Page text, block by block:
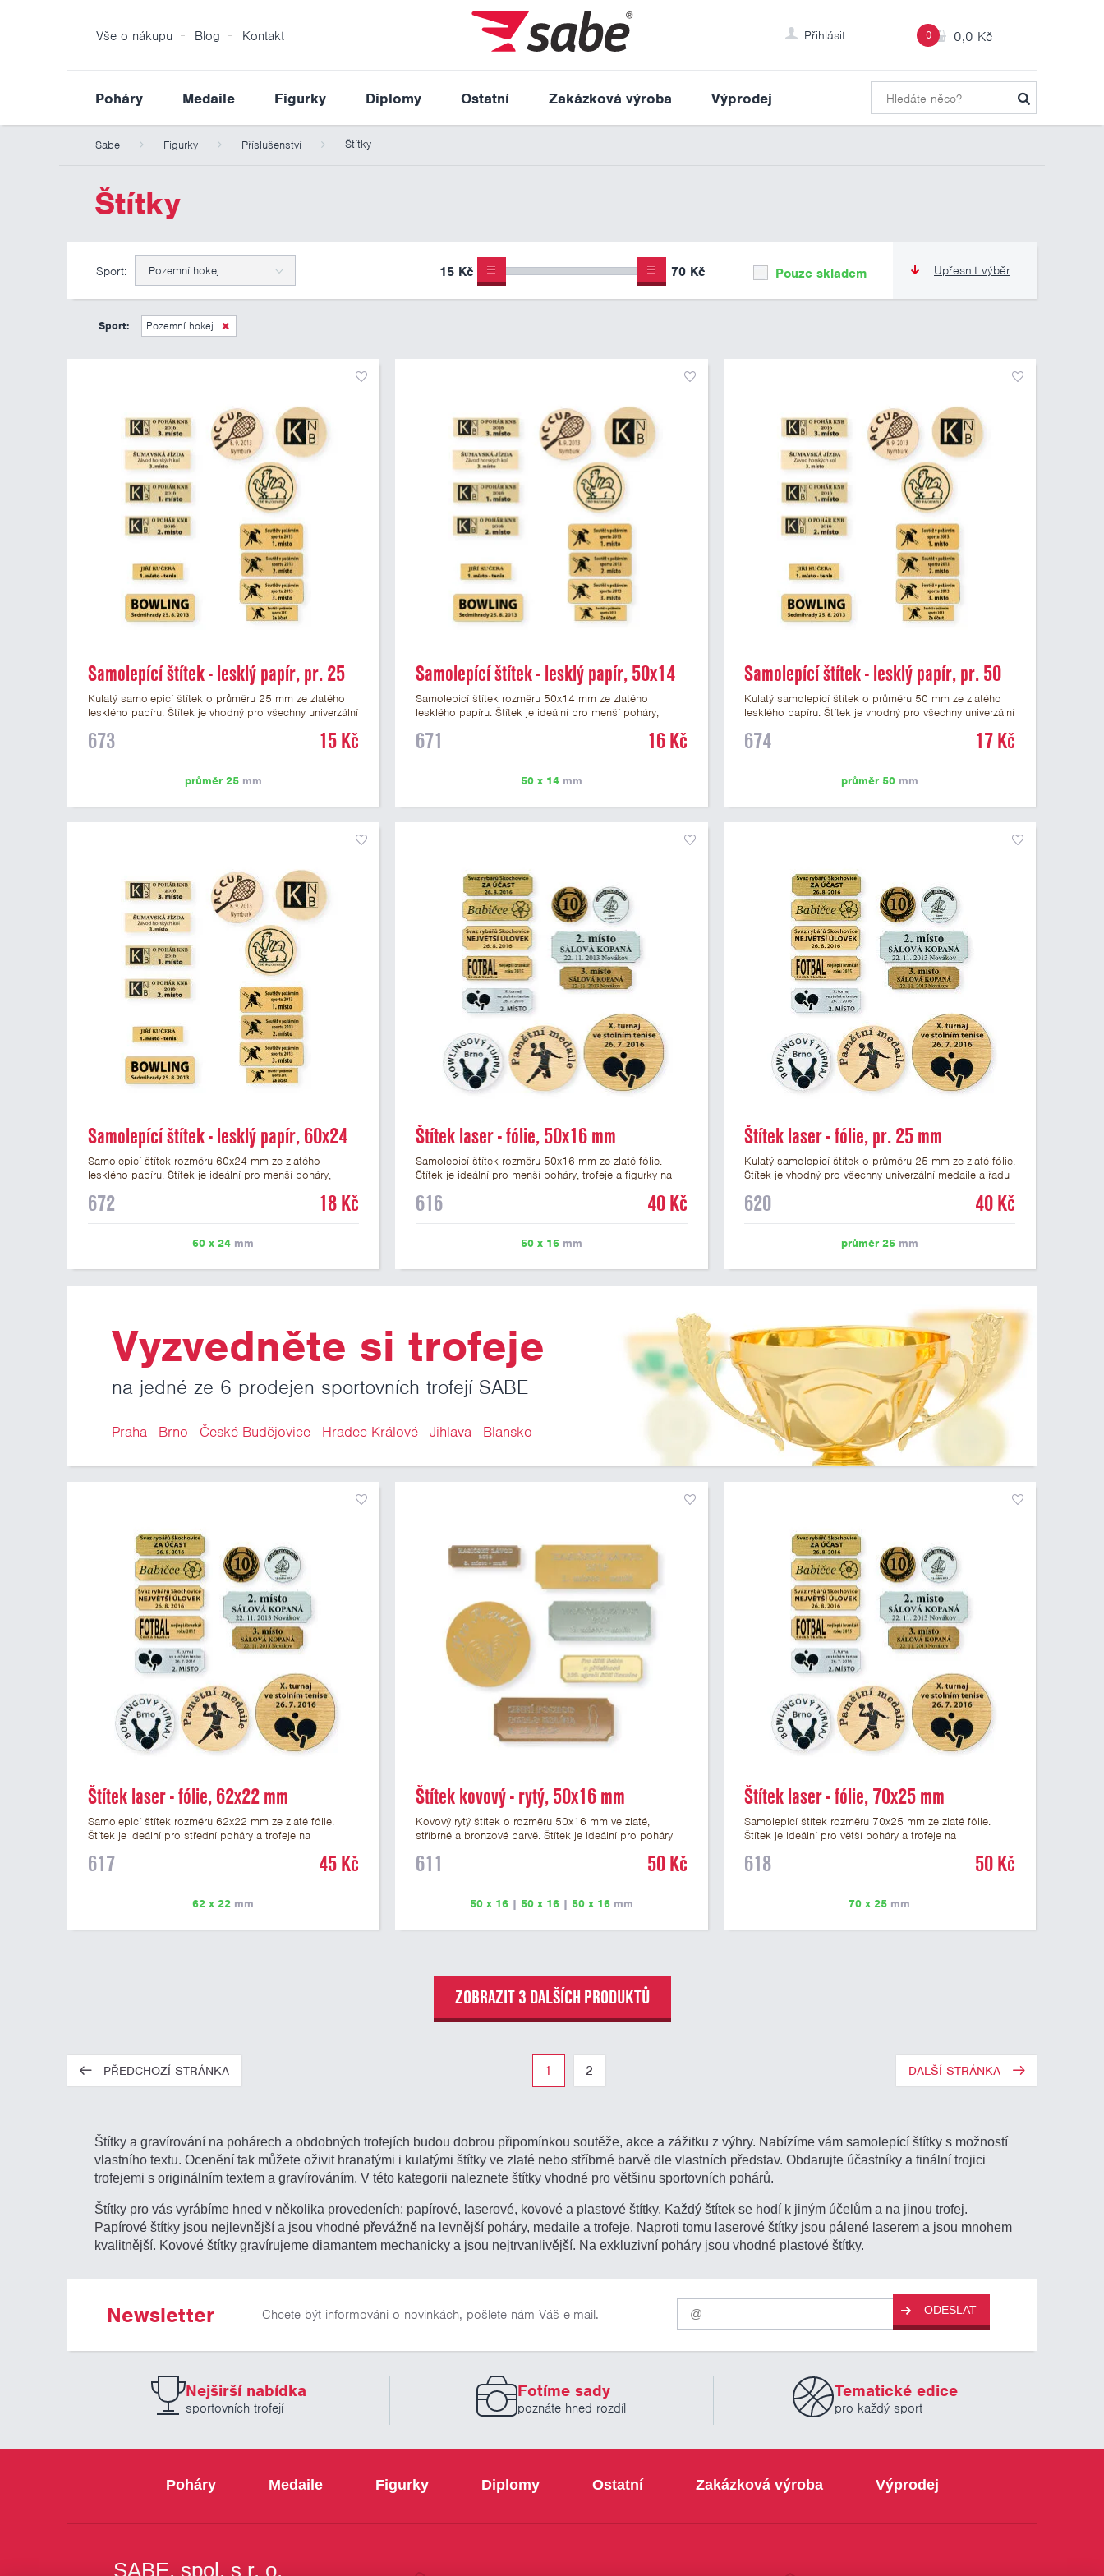
0 0,0 Kč
Přihlásit
Vše o nákupu Blog Kontakt
Poháry Medaile Figurky Diplomy Ostatní Zakázková výroba Výprodej
Sabe Figurky Příslušenství Štítky
Štítky
Upřesnit výběr
Sport: Pozemní hokej Pouze skladem
15 Kč 70 Kč
Sport: Pozemní hokej
Samolepící štítek - lesklý papír, pr. 25
mm
Kulatý samolepicí štítek o průměru 25 mm ze zlatého
lesklého papíru. Štítek je vhodný pro všechny univerzální
emblém o průměru 25 mm. Na štítek je možné
přiložit v prvním kroku objednávky.
673 15 Kč
průměr 25mm
Samolepící štítek - lesklý papír, 50x14
mm
Samolepicí štítek rozměru 50x14 mm ze zlatého
lesklého papíru. Štítek je ideální pro menší poháry,
možné vytisknout libovolné logo nebo text. U textu
pro výrobu štítku je možné přiložit v prvním kroku
671 16 Kč
50 x 14mm
Samolepící štítek - lesklý papír, pr. 50
mm
Kulatý samolepicí štítek o průměru 50 mm ze zlatého
lesklého papíru. Štítek je vhodný pro všechny univerzální
emblém o průměru 50 mm. Na štítek je možné
přiložit v prvním kroku objednávky.
674 17 Kč
průměr 50mm
Samolepící štítek - lesklý papír, 60x24
mm
Samolepicí štítek rozměru 60x24 mm ze zlatého
lesklého papíru. Štítek je ideální pro menší poháry,
možné vytisknout libovolné logo nebo text. Potisk štítku
a případné další podklady pro výrobu štítku je možné
672 18 Kč
60 x 24 mm
Štítek laser - fólie, 50x16 mm
Samolepicí štítek rozměru 50x16 mm ze zlaté fólie.
Štítek je ideální pro menší poháry, trofeje a figurky na
vypálit libovolné logo nebo text. U textu doporučujeme
případné další podklady pro výrobu štítku je možné
616 40 Kč
50 x 16mm
Štítek laser - fólie, pr. 25 mm
Kulatý samolepicí štítek o průměru 25 mm ze zlaté fólie.
Štítek je vhodný pro všechny univerzální medaile a řadu
25 mm. Na štítek je možné laserem vypálit logo nebo
620 40 Kč
průměr 25mm
Vyzvedněte si trofeje
na jedné ze 6 prodejen sportovních trofejí SABE
Praha- Brno - České Budějovice- Hradec Králové-Jihlava- Blansko
Štítek laser - fólie, 62x22 mm
Samolepicí štítek rozměru 62x22 mm ze zlaté fólie.
Štítek je ideální pro střední poháry a trofeje na
vypálit libovolné logo nebo text. U textu doporučujeme
případné další podklady pro výrobu štítku je možné
617 45 Kč
62 x 22 mm
Štítek kovový - rytý, 50x16 mm
Kovový rytý štítek o rozměru 50x16 mm ve zlaté,
stříbrné a bronzové barvě. Štítek je ideální pro poháry
možné vyrýt logo nebo text. U textu doporučujeme
další podklady pro výrobu štítku je možné přiložit v
611 50 Kč
50 x 16| 50 x 16| 50 x 16mm
Štítek laser - fólie, 70x25 mm
Samolepicí štítek rozměru 70x25 mm ze zlaté fólie.
Štítek je ideální pro větší poháry a trofeje na
vypálit libovolné logo nebo text. U textu doporučujeme
případné další podklady pro výrobu štítku je možné
618 50 Kč
70 x 25 mm
ZOBRAZIT 3 DALŠÍCH PRODUKTŮ
PŘEDCHOZÍ STRÁNKA 1 2 DALŠÍ STRÁNKA
Štítky a gravírování na pohárech a obdobných trofejích budou dobrou připomínkou soutěže, akce a zážitku z výhry. Nabízíme vám samolepící štítky s možností
vlastního textu. Ocenění tak můžete oživit hranatými i kulatými štítky ve zlaté nebo stříbrné barvě dle vlastních představ. Obdarujte účastníky a finální trojici
trofejemi s originálním textem a gravírováním. V této kategorii naleznete štítky vhodné pro většinu sportovních pohárů.
Štítky pro vás vyrábíme hned v několika provedeních: papírové, laserové, kovové a plastové štítky. Každý štítek se hodí k jiným účelům a na jinou trofej.
Papírové štítky jsou nejlevnější a jsou vhodné převážně na levnější poháry, medaile a trofeje. Naproti tomu laserové štítky jsou pálené laserem a jsou mnohem
kvalitnější. Kovové štítky gravírujeme diamantem mechanicky a jsou nejtrvanlivější. Na exkluzivní poháry jsou vhodné plastové štítky.
Newsletter Chcete být informováni o novinkách, pošlete nám Váš e-mail.
Pro
odběr
našich
novinek
ODESLAT
Nejširší nabídka
sportovních trofejí
Fotíme sady
poznáte hned rozdíl
Tematické edice
pro každý sport
Poháry Medaile Figurky Diplomy Ostatní Zakázková výroba Výprodej
SABE, spol. s r. o.